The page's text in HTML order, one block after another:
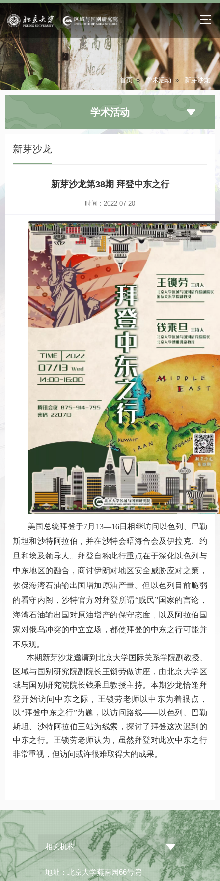
首页 » 学术活动 » 新芽沙龙
学术活动
新芽沙龙
新芽沙龙第38期 拜登中东之行
时间 : 2022-07-20
美国总统拜登于7月13—16日相继访问以色列、巴勒
斯坦和沙特阿拉伯，并在沙特会晤海合会及伊拉克、约
旦和埃及领导人。拜登自称此行重点在于深化以色列与
中东地区的融合，商讨伊朗对地区安全威胁应对之策，
敦促海湾石油输出国增加原油产量。但以色列目前脆弱
的看守内阁，沙特官方对拜登所谓“贱民”国家的言论，
海湾石油输出国对原油增产的保守态度，以及阿拉伯国
家对俄乌冲突的中立立场，都使拜登的中东之行可能并
不乐观。
本期新芽沙龙邀请到北京大学国际关系学院副教授、
区域与国别研究院副院长王锁劳做讲座，由北京大学区
域与国别研究院院长钱乘旦教授主持。本期沙龙恰逢拜
登开始访问中东之际，王锁劳老师以中东为着眼点，
以“拜登中东之行”为题，以访问路线——以色列、巴勒
斯坦、沙特阿拉伯三站为线索，探讨了拜登这次迟到的
中东之行。王锁劳老师认为，虽然拜登对此次中东之行
非常重视，但访问或许很难取得大的成果。
相关机构
地址：北京大学燕南园66号院